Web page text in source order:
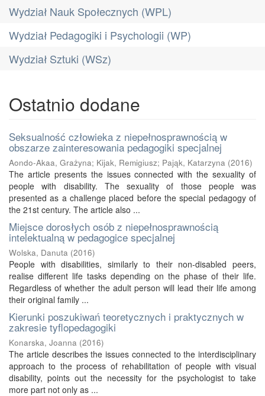
Wydział Nauk Społecznych (WPL)
Wydział Pedagogiki i Psychologii (WP)
Wydział Sztuki (WSz)
Ostatnio dodane
Seksualność człowieka z niepełnosprawnością w
obszarze zainteresowania pedagogiki specjalnej
Aondo-Akaa, Grażyna; Kijak, Remigiusz; Pająk, Katarzyna (2016)
The article presents the issues connected with the sexuality of
people with disability. The sexuality of those people was
presented as a challenge placed before the special pedagogy of
the 21st century. The article also ...
Miejsce dorosłych osób z niepełnosprawnością
intelektualną w pedagogice specjalnej
Wolska, Danuta (2016)
People with disabilities, similarly to their non-disabled peers,
realise different life tasks depending on the phase of their life.
Regardless of whether the adult person will lead their life among
their original family ...
Kierunki poszukiwań teoretycznych i praktycznych w
zakresie tyflopedagogiki
Konarska, Joanna (2016)
The article describes the issues connected to the interdisciplinary
approach to the process of rehabilitation of people with visual
disability, points out the necessity for the psychologist to take
more part not only as ...